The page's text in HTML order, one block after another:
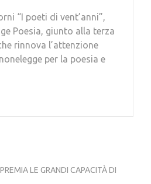
“I poeti di vent’anni”,
Poesia, giunto alla terza
rinnova l’attenzione
per la poesia e
LE GRANDI CAPACITÀ DI